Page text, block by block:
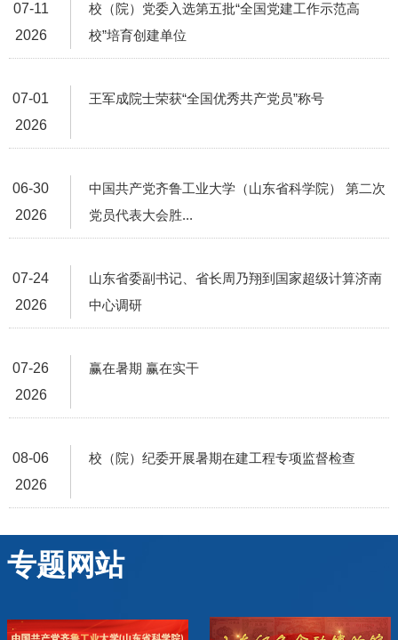
07-11
2026
校（院）党委入选第五批“全国党建工作示范高
校”培育创建单位
07-01
2026
王军成院士荣获“全国优秀共产党员”称号
06-30
2026
中国共产党齐鲁工业大学（山东省科学院） 第二次
党员代表大会胜...
07-24
2026
山东省委副书记、省长周乃翔到国家超级计算济南
中心调研
07-26
2026
赢在暑期 赢在实干
08-06
2026
校（院）纪委开展暑期在建工程专项监督检查
专题网站